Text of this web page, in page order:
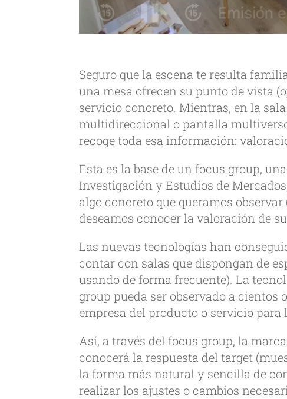
Seguro que la escena te resulta
una mesa ofrecen su punto de vista
servicio concreto. Mientras, en la
multidireccional o pantalla
recoge toda esa información:
Esta es la base de un focus group,
Investigación y Estudios de
algo concreto que queramos
deseamos conocer la valoración de
Las nuevas tecnologías han
contar con salas que dispongan de
usando de forma frecuente). La
group pueda ser observado a
empresa del producto o servicio para
Así, a través del focus group, la
conocerá la respuesta del target
la forma más natural y sencilla de
realizar los ajustes o cambios